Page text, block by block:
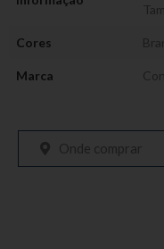
Cores
Marca
Onde comprar